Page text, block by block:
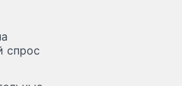
спрос